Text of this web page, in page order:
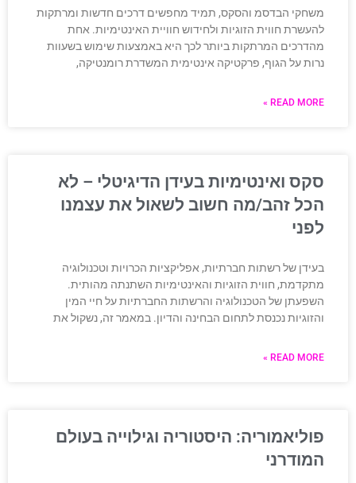
משחקי הבדסמ והסקס, תמיד מחפשים דרכים חדשות ומרתקות
להעשרת חווית הזוגיות ולחידוש חוויית האינטימיות. אחת
מהדרכים המרתקות ביותר לכך היא באמצעות שימוש בשעוות
נרות על הגוף, פרקטיקה אינטימית המשדרת רומנטיקה,
READ MORE »
סקס ואינטימיות בעידן הדיגיטלי – לא
הכל זהב/מה חשוב לשאול את עצמנו
לפני
בעידן של רשתות חברתיות, אפליקציות הכרויות וטכנולוגיה
מתקדמת, חווית הזוגיות והאינטימיות השתנתה מהותית.
השפעתן של הטכנולוגיה והרשתות החברתיות על חיי המין
והזוגיות נכנסת לתחום הבחינה והדיון. במאמר זה, נשקול את
READ MORE »
פוליאמוריה: היסטוריה וגילוייה בעולם
המודרני